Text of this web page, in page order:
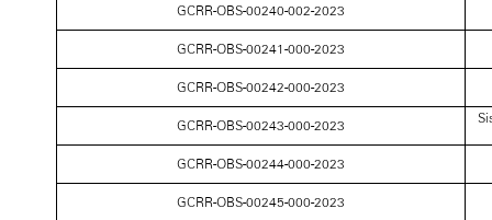
GCRR-OBS-00240-002-2023
GCRR-OBS-00241-000-2023
GCRR-OBS-00242-000-2023
GCRR-OBS-00243-000-2023
GCRR-OBS-00244-000-2023
GCRR-OBS-00245-000-2023